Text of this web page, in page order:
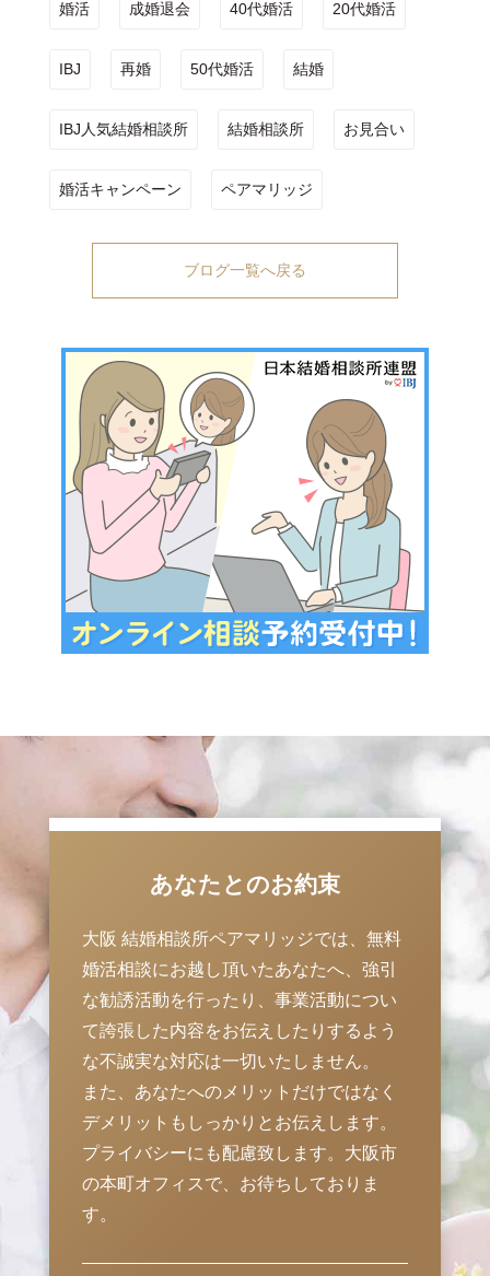
婚活 成婚退会 40代婚活 20代婚活
IBJ 再婚 50代婚活 結婚
IBJ人気結婚相談所 結婚相談所 お見合い
婚活キャンペーン ペアマリッジ
ブログ一覧へ戻る
あなたとのお約束
大阪 結婚相談所ペアマリッジでは、無料
婚活相談にお越し頂いたあなたへ、強引
な勧誘活動を行ったり、事業活動につい
て誇張した内容をお伝えしたりするよう
な不誠実な対応は一切いたしません。
また、あなたへのメリットだけではなく
デメリットもしっかりとお伝えします。
プライバシーにも配慮致します。大阪市
の本町オフィスで、お待ちしておりま
す。